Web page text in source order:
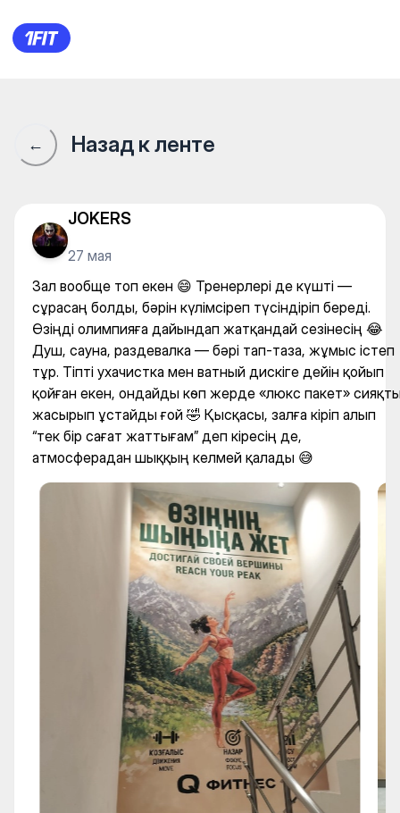
QaharMan Fit — Gym
← Назад к ленте
JOKERS
27 мая
Зал вообще топ екен 😄 Тренерлері де күшті —
сұрасаң болды, бәрін күлімсіреп түсіндіріп береді.
Өзіңді олимпияға дайындап жатқандай сезінесің 😂
Душ, сауна, раздевалка — бәрі тап-таза, жұмыс істеп
тұр. Тіпті ухачистка мен ватный дискіге дейін қойып
қойған екен, ондайды көп жерде «люкс пакет»
жасырып ұстайды ғой 🤣 Қысқасы, залға кіріп алып
“тек бір сағат жаттығам” деп кіресің де,
атмосферадан шыққың келмей қалады 😅